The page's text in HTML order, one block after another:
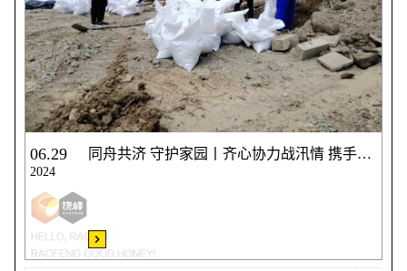
06.29
2024
同舟共济 守护家园丨齐心协力战汛情 携手并肩保家园